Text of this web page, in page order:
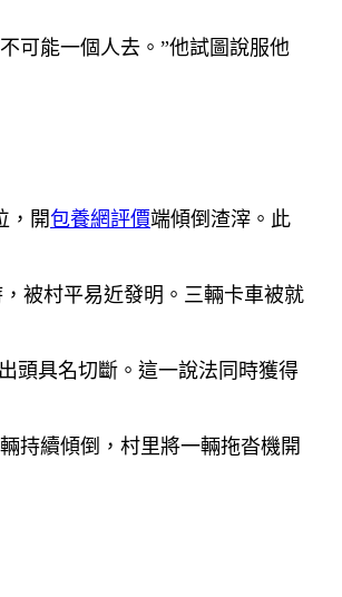
可能一個人去。”他試圖說服他
，開包養網評價端傾倒渣滓。此
被村平易近發明。三輛卡車被就
頭具名切斷。這一說法同時獲得
持續傾倒，村里將一輛拖沓機開